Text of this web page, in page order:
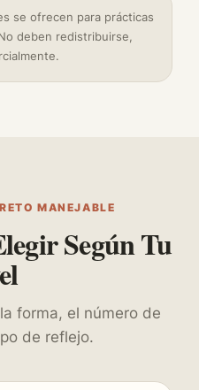
se ofrecen para prácticas
deben redistribuirse,
MANEJABLE
Según Tu
forma, el número de
de reflejo.